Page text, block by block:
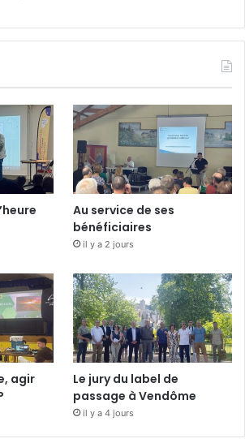
Au service de ses
bénéficiaires
il y a 2 jours
agir
Le jury du label de
passage à Vendôme
il y a 4 jours